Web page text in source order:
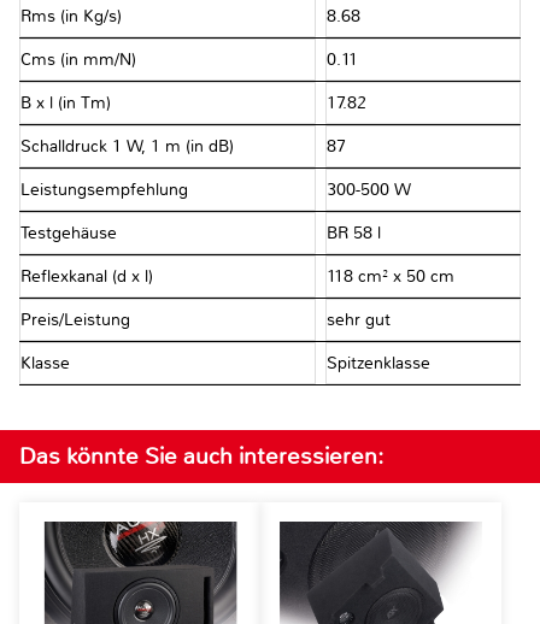
Rms (in Kg/s) 8.68
Cms (in mm/N) 0.11
B x l (in Tm) 17.82
Schalldruck 1 W, 1 m (in dB) 87
Leistungsempfehlung 300-500 W
Testgehäuse BR 58 l
Reflexkanal (d x l) 118 cm² x 50 cm
Preis/Leistung sehr gut
Klasse Spitzenklasse
Das könnte Sie auch interessieren: